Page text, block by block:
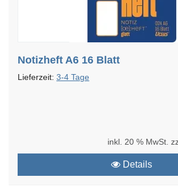
Notizheft A6 16 Blatt
Lieferzeit: 3-4 Tage
inkl. 20 % MwSt.
Details